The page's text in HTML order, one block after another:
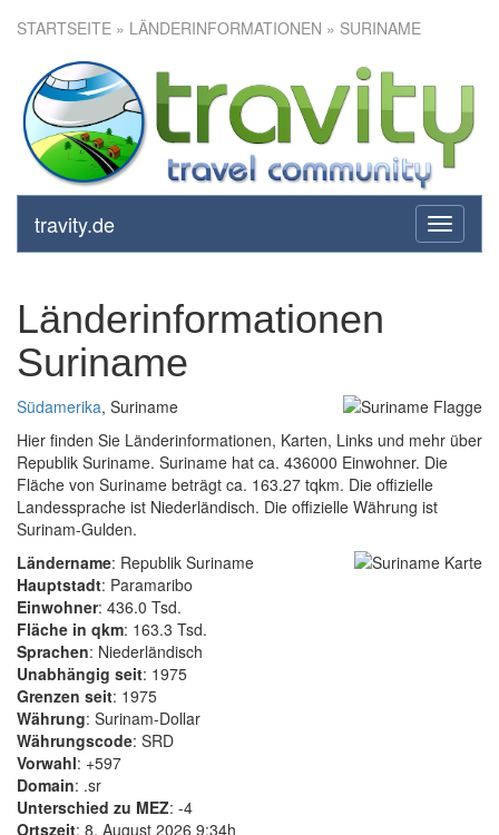
STARTSEITE » LÄNDERINFORMATIONEN » SURINAME
toggle
travity.de
Länderinformationen
Suriname
Südamerika, Suriname
Hier finden Sie Länderinformationen, Karten, Links und mehr über
Republik Suriname. Suriname hat ca. 436000 Einwohner. Die
Fläche von Suriname beträgt ca. 163.27 tqkm. Die offizielle
Landessprache ist Niederländisch. Die offizielle Währung ist
Surinam-Gulden.
Ländername: Republik Suriname
Hauptstadt: Paramaribo
Einwohner: 436.0 Tsd.
Fläche in qkm: 163.3 Tsd.
Sprachen: Niederländisch
Unabhängig seit: 1975
Grenzen seit: 1975
Währung: Surinam-Dollar
Währungscode: SRD
Vorwahl: +597
Domain: .sr
Unterschied zu MEZ: -4
Ortszeit: 8. August 2026 9:34h